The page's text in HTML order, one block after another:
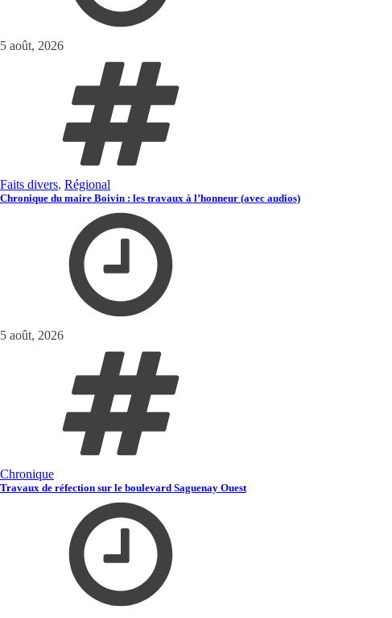
5 août, 2026
Faits divers, Régional
Chronique du maire Boivin : les travaux à l’honneur (avec audios)
5 août, 2026
Chronique
Travaux de réfection sur le boulevard Saguenay Ouest